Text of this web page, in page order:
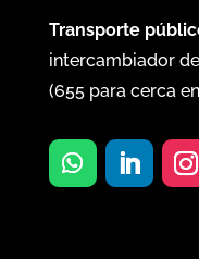
Transporte
intercambiador
(655para cerca